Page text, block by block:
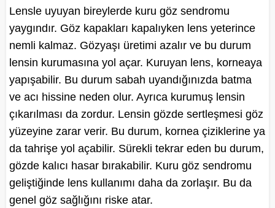
Lensle uyuyan bireylerde kuru göz sendromu
yaygındır. Göz kapakları kapalıyken lens yeterince
nemli kalmaz. Gözyaşı üretimi azalır ve bu durum
lensin kurumasına yol açar. Kuruyan lens, korneaya
yapışabilir. Bu durum sabah uyandığınızda batma
ve acı hissine neden olur. Ayrıca kurumuş lensin
çıkarılması da zordur. Lensin gözde sertleşmesi göz
yüzeyine zarar verir. Bu durum, kornea çiziklerine ya
da tahrişe yol açabilir. Sürekli tekrar eden bu durum,
gözde kalıcı hasar bırakabilir. Kuru göz sendromu
geliştiğinde lens kullanımı daha da zorlaşır. Bu da
genel göz sağlığını riske atar.